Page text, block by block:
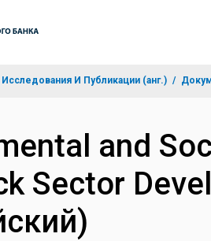
Исследования И Публикации (анг.)
and
Sector